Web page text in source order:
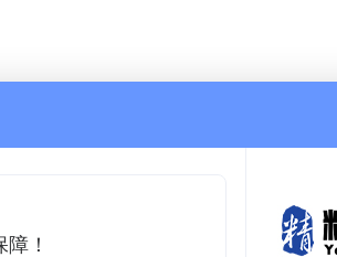
！